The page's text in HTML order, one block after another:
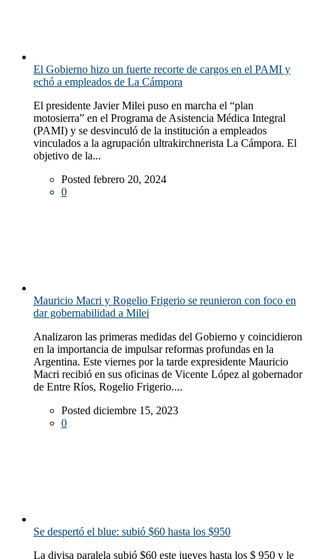
El Gobierno hizo un fuerte recorte de cargos en el PAMI y
echó a empleados de La Cámpora
El presidente Javier Milei puso en marcha el “plan
motosierra” en el Programa de Asistencia Médica Integral
(PAMI) y se desvinculó de la institución a empleados
vinculados a la agrupación ultrakirchnerista La Cámpora. El
objetivo de la...
Posted febrero 20, 2024
0
Mauricio Macri y Rogelio Frigerio se reunieron con foco en
dar gobernabilidad a Milei
Analizaron las primeras medidas del Gobierno y coincidieron
en la importancia de impulsar reformas profundas en la
Argentina. Este viernes por la tarde expresidente Mauricio
Macri recibió en sus oficinas de Vicente López al gobernador
de Entre Ríos, Rogelio Frigerio....
Posted diciembre 15, 2023
0
Se despertó el blue: subió $60 hasta los $950
La divisa paralela subió $60 este jueves hasta los $ 950 y le